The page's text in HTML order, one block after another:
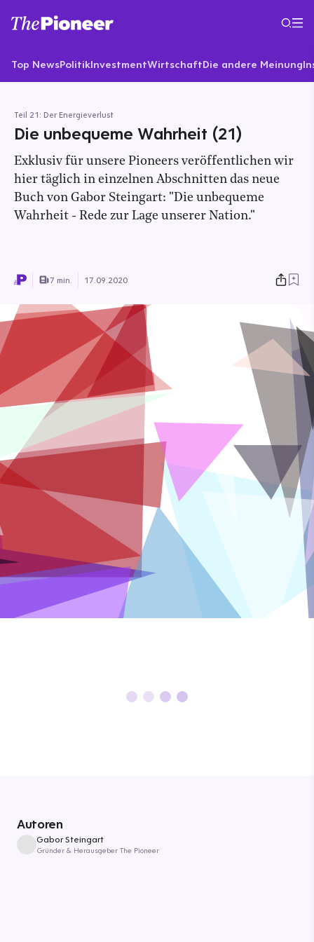
Top NewsPolitikInvestmentWirtschaftDie andere Meinung
Teil 21: Der Energieverlust
Die unbequeme Wahrheit (21)
Exklusiv für unsere Pioneers veröffentlichen wir
hier täglich in einzelnen Abschnitten das neue
Buch von Gabor Steingart: "Die unbequeme
Wahrheit - Rede zur Lage unserer Nation."
7 min. 17.09.2020
Autoren
Gabor Steingart
Gründer & Herausgeber The Pioneer